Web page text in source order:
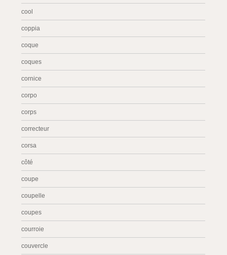
cool
coppia
coque
coques
cornice
corpo
corps
correcteur
corsa
côté
coupe
coupelle
coupes
courroie
couvercle